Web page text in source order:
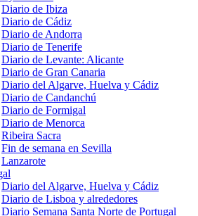
Diario de Ibiza
Diario de Cádiz
Diario de Andorra
Diario de Tenerife
Diario de Levante: Alicante
Diario de Gran Canaria
Diario del Algarve, Huelva y Cádiz
Diario de Candanchú
Diario de Formigal
Diario de Menorca
Ribeira Sacra
Fin de semana en Sevilla
Lanzarote
Diario del Algarve, Huelva y Cádiz
Diario de Lisboa y alrededores
Diario Semana Santa Norte de Portugal